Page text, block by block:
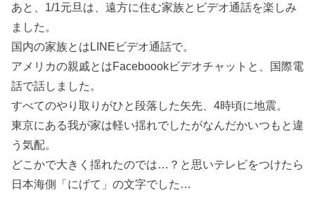
あと、1/1元旦は、遠方に住む家族とビデオ通話を楽しみ
ました。
国内の家族とはLINEビデオ通話で。
アメリカの親戚とはFaceboookビデオチャットと、国際電
話で話しました。
すべてのやり取りがひと段落した矢先、4時頃に地震。
東京にある我が家は軽い揺れでしたがなんだかいつもと違
う気配。
どこかで大きく揺れたのでは…？と思いテレビをつけたら
日本海側「にげて」の文字でした…